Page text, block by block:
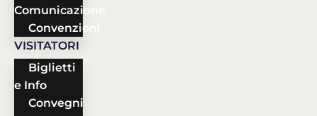
Comunicazione
Convenzioni
VISITATORI
Biglietti
e Info
Convegni